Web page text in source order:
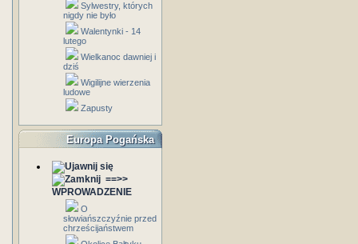
Sylwestry, których
nigdy nie było
Walentynki - 14
lutego
Wielkanoc dawniej i
dziś
Wigilijne wierzenia
ludowe
Zapusty
Europa Pogańska
==>>
WPROWADZENIE
O
słowiańszczyźnie przed
chrześcijaństwem